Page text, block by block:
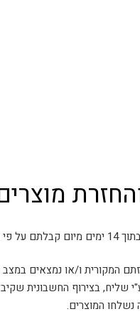
הצרכן.
שליח, בצירוף החשבונית
המוצרים.